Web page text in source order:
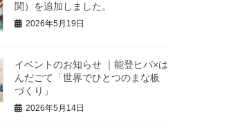
関）を追加しました。
2026年5月19日
イベントのお知らせ ｜能登ヒバ×は
んだごて「世界でひとつのまな板
づくり」
2026年5月14日